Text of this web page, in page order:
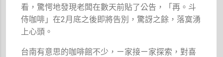
看，驚愕地發現老闆在數天前貼了公告，「再。斗
侍咖啡」在2月底之後即將告別，驚訝之餘，落寞湧
上心頭。
台南有意思的咖啡館不少，ㄧ家接ㄧ家探索，對喜